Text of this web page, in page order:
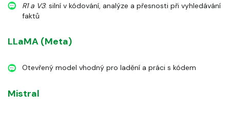
R1 a V3: silní v kódování, analýze a přesnosti při vyhledávání
faktů
LLaMA (Meta)
Otevřený model vhodný pro ladění a práci s kódem
Mistral